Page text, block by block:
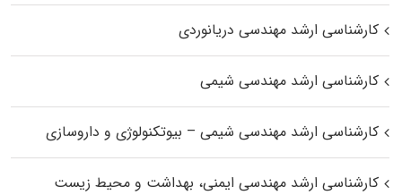
کارشناسی ارشد مهندسی دریانوردی
کارشناسی ارشد مهندسی شیمی
کارشناسی ارشد مهندسی شیمی – بیوتکنولوژی و داروسازی
کارشناسی ارشد مهندسی ایمنی، بهداشت و محیط زیست